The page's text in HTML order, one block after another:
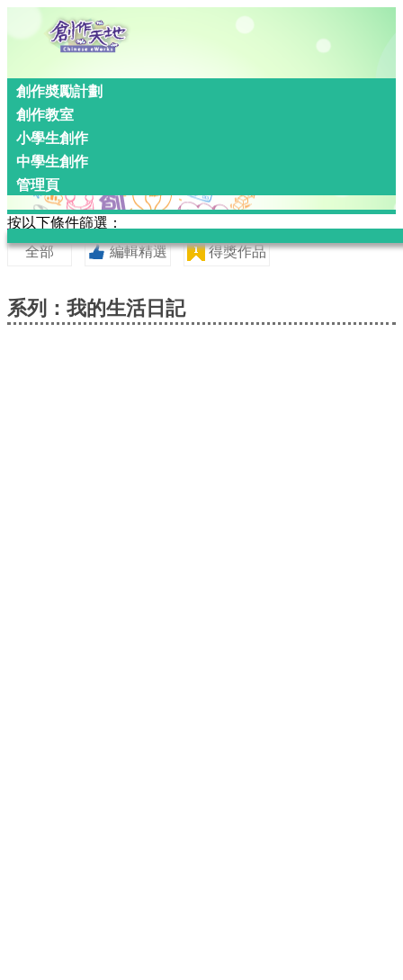
創作奬勵計劃
創作教室
小學生創作
中學生創作
管理頁
按以下條件篩選：
全部
編輯精選 得獎作品
系列：我的生活日記